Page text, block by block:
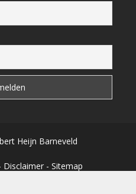
Heijn Barneveld
Disclaimer - Sitemap